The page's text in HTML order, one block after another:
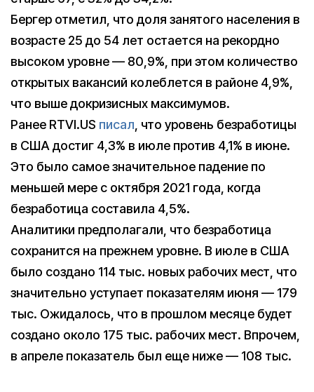
Бергер отметил, что доля занятого населения в
возрасте 25 до 54 лет остается на рекордно
высоком уровне — 80,9%, при этом количество
открытых вакансий колеблется в районе 4,9%,
что выше докризисных максимумов.
Ранее RTVI.US писал, что уровень безработицы
в США достиг 4,3% в июле против 4,1% в июне.
Это было самое значительное падение по
меньшей мере с октября 2021 года, когда
безработица составила 4,5%.
Аналитики предполагали, что безработица
сохранится на прежнем уровне. В июле в США
было создано 114 тыс. новых рабочих мест, что
значительно уступает показателям июня — 179
тыс. Ожидалось, что в прошлом месяце будет
создано около 175 тыс. рабочих мест. Впрочем,
в апреле показатель был еще ниже — 108 тыс.